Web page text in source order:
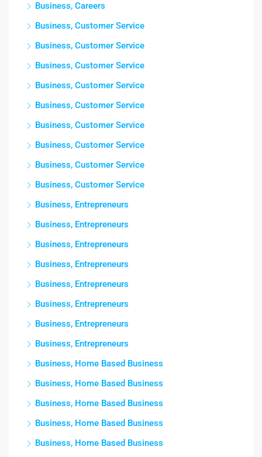
Business, Careers
Business, Customer Service
Business, Customer Service
Business, Customer Service
Business, Customer Service
Business, Customer Service
Business, Customer Service
Business, Customer Service
Business, Customer Service
Business, Customer Service
Business, Entrepreneurs
Business, Entrepreneurs
Business, Entrepreneurs
Business, Entrepreneurs
Business, Entrepreneurs
Business, Entrepreneurs
Business, Entrepreneurs
Business, Entrepreneurs
Business, Home Based Business
Business, Home Based Business
Business, Home Based Business
Business, Home Based Business
Business, Home Based Business